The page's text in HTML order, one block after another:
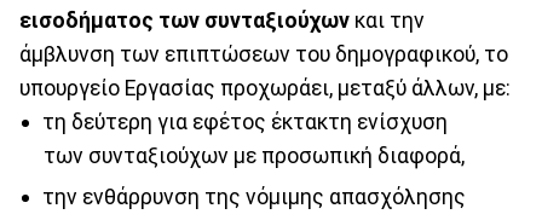
εισοδήματος των συνταξιούχων και την
άμβλυνση των επιπτώσεων του δημογραφικού, το
υπουργείο Εργασίας προχωράει, μεταξύ άλλων, με:
τη δεύτερη για εφέτος έκτακτη ενίσχυση
των συνταξιούχων με προσωπική διαφορά,
την ενθάρρυνση της νόμιμης απασχόλησης